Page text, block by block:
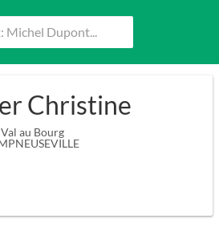
Christine
au Bourg